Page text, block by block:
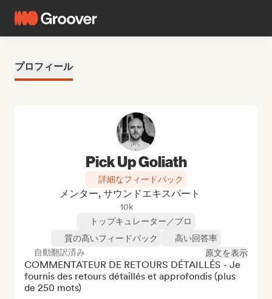
プロフィール
Pick Up Goliath
詳細なフィードバック
メンター, サウンドエキスパート
10k
トップキュレーター／プロ
質の高いフィードバック
高い回答率
自動翻訳済み
原文を表示
COMMENTATEUR DE RETOURS DÉTAILLÉS - Je
fournis des retours détaillés et approfondis (plus
de 250 mots)